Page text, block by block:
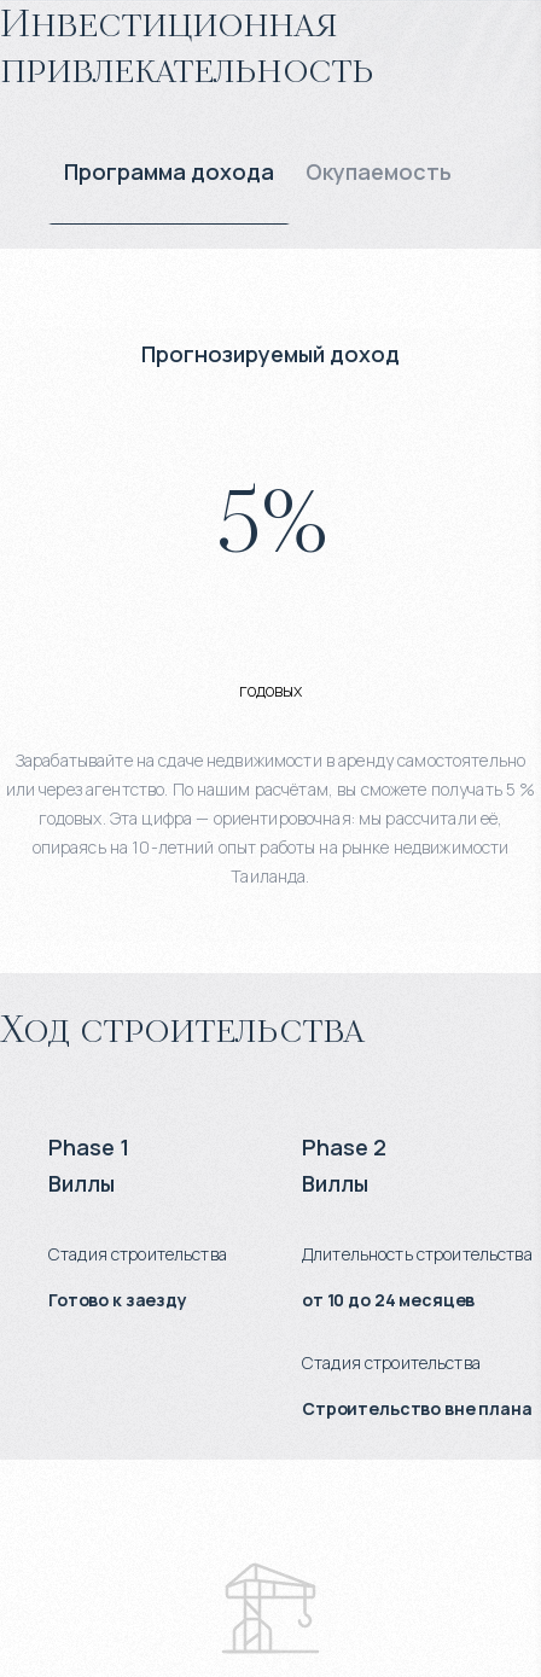
Инвестиционная
привлекательность
Программа дохода Окупаемость
Прогнозируемый доход
5%
годовых
Зарабатывайте на сдаче недвижимости в аренду самостоятельно
или через агентство. По нашим расчётам, вы сможете получать 5 %
годовых. Эта цифра — ориентировочная: мы рассчитали её,
опираясь на 10-летний опыт работы на рынке недвижимости
Таиланда.
Ход строительства
Phase 1
Виллы
Стадия строительства
Готово к заезду
Phase 2
Виллы
Длительность строительства
от 10 до 24 месяцев
Стадия строительства
Строительство вне плана